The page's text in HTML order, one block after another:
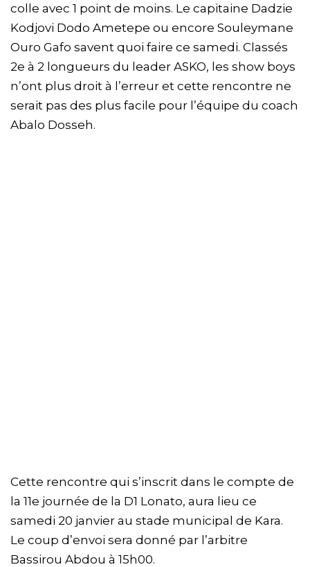
colle avec 1 point de moins. Le capitaine Dadzie
Kodjovi Dodo Ametepe ou encore Souleymane
Ouro Gafo savent quoi faire ce samedi. Classés
2e à 2 longueurs du leader ASKO, les show boys
n’ont plus droit à l’erreur et cette rencontre ne
serait pas des plus facile pour l’équipe du coach
Abalo Dosseh.
Cette rencontre qui s’inscrit dans le compte de
la 11e journée de la D1 Lonato, aura lieu ce
samedi 20 janvier au stade municipal de Kara.
Le coup d’envoi sera donné par l’arbitre
Bassirou Abdou à 15h00.